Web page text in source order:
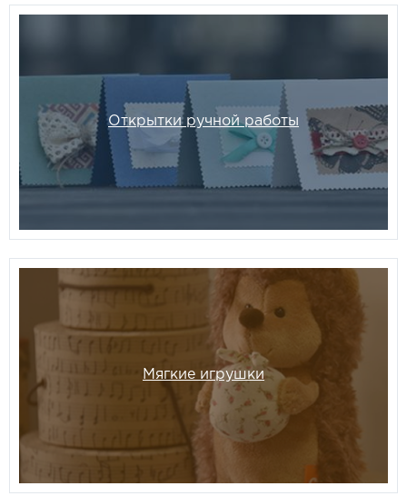
Открытки ручной работы
Мягкие игрушки